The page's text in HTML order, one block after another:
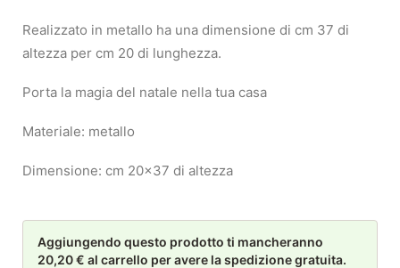
Realizzato in metallo ha una dimensione di cm 37 di
altezza per cm 20 di lunghezza.
Porta la magia del natale nella tua casa
Materiale: metallo
Dimensione: cm 20×37 di altezza
Aggiungendo questo prodotto ti mancheranno
20,20 € al carrello per avere la spedizione gratuita.